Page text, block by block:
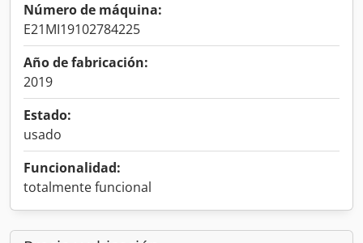
Número de máquina:
E21MI19102784225
Año de fabricación:
2019
Estado:
usado
Funcionalidad:
totalmente funcional